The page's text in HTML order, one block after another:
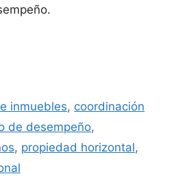
inmuebles, coordinación
de desempeño,
, propiedad horizontal,